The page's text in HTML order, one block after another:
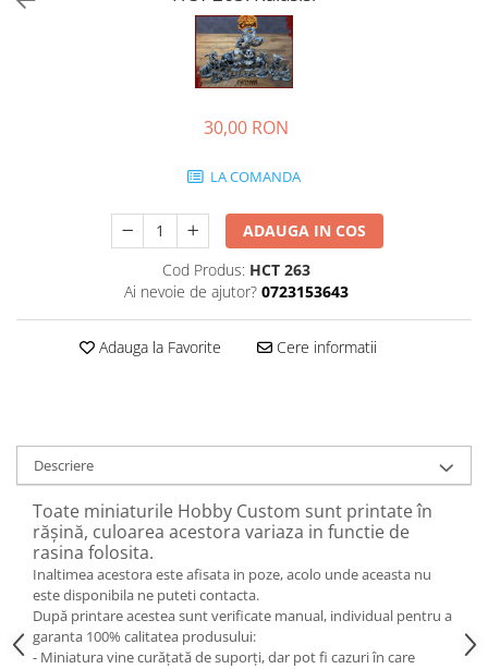
30,00 RON
LA COMANDA
ADAUGA IN COS
Cod Produs: HCT 263
Ai nevoie de ajutor? 0723153643
Adauga la Favorite Cere informatii
Descriere
Toate miniaturile Hobby Custom sunt printate în
rășină, culoarea acestora variaza in functie de
rasina folosita.
Inaltimea acestora este afisata in poze, acolo unde aceasta nu
este disponibila ne puteti contacta.
După printare acestea sunt verificate manual, individual pentru a
garanta 100% calitatea produsului:
- Miniatura vine curățată de suporți, dar pot fi cazuri în care